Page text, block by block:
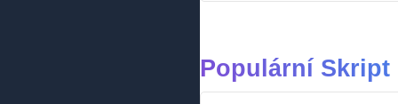
Populární Skript